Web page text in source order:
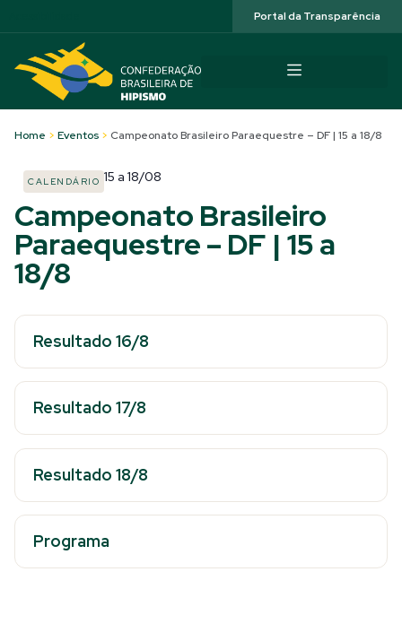
Portal da Transparência
Home > Eventos > Campeonato Brasileiro Paraequestre – DF | 15 a 18/8
CALENDÁRIO 15 a 18/08
Campeonato Brasileiro
Paraequestre – DF | 15 a
18/8
Resultado 16/8
Resultado 17/8
Resultado 18/8
Programa